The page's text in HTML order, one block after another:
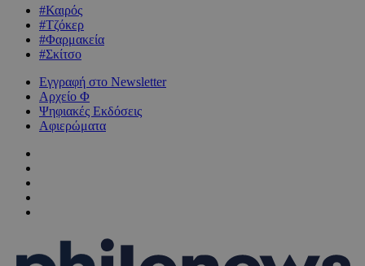
#Καιρός
#Τζόκερ
#Φαρμακεία
#Σκίτσο
Εγγραφή στο Newsletter
Αρχείο Φ
Ψηφιακές Εκδόσεις
Αφιερώματα